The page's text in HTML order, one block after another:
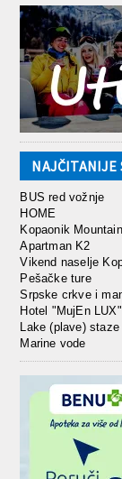
NAJČITANIJE
BUS red vožnje
HOME
Kopaonik
Apartman K2
Vikend naselje
Pešačke ture
Srpske crkve i
Hotel "MujEn LUX"
Lake (plave) staze
Marine vode